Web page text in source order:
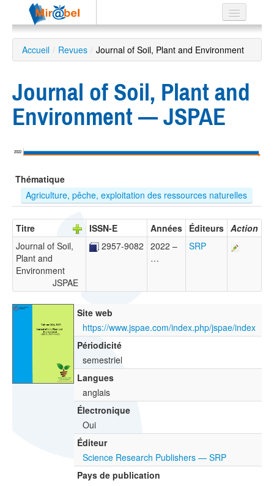
Le réseau
Soutien
Recherche
EN
ES
?
Accueil / Revues / Journal of Soil, Plant and Environment
Journal of Soil, Plant and
Environment — JSPAE
2022
Thématique
Agriculture, pêche, exploitation des ressources naturelles
Titre ISSN-E Années Éditeurs Action
Journal of Soil,
Plant and
Environment
JSPAE
2957-9082 2022 –
…
SRP
Site web
https://www.jspae.com/index.php/jspae/index
Périodicité
semestriel
Langues
anglais
Électronique
Oui
Éditeur
Science Research Publishers — SRP
Pays de publication